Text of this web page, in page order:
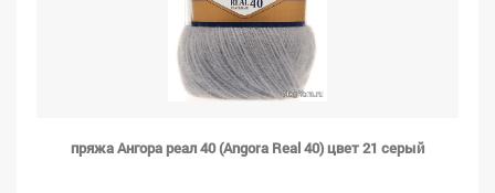
пряжа Ангора реал 40 (Angora Real 40) цвет 21 серый